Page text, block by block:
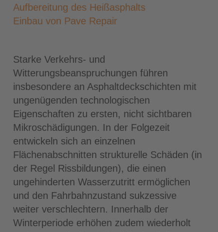
Aufbereitung des Heißasphalts
Einbau von Pave Repair
Starke Verkehrs- und
Witterungsbeanspruchungen führen
insbesondere an Asphaltdeckschichten mit
ungenügenden technologischen
Eigenschaften zu ersten, nicht sichtbaren
Mikroschädigungen. In der Folgezeit
entwickeln sich an einzelnen
Flächenabschnitten strukturelle Schäden (in
der Regel Rissbildungen), die einen
ungehinderten Wasserzutritt ermöglichen
und den Fahrbahnzustand sukzessive
weiter verschlechtern. Innerhalb der
Winterperiode erhöhen zudem wiederholt